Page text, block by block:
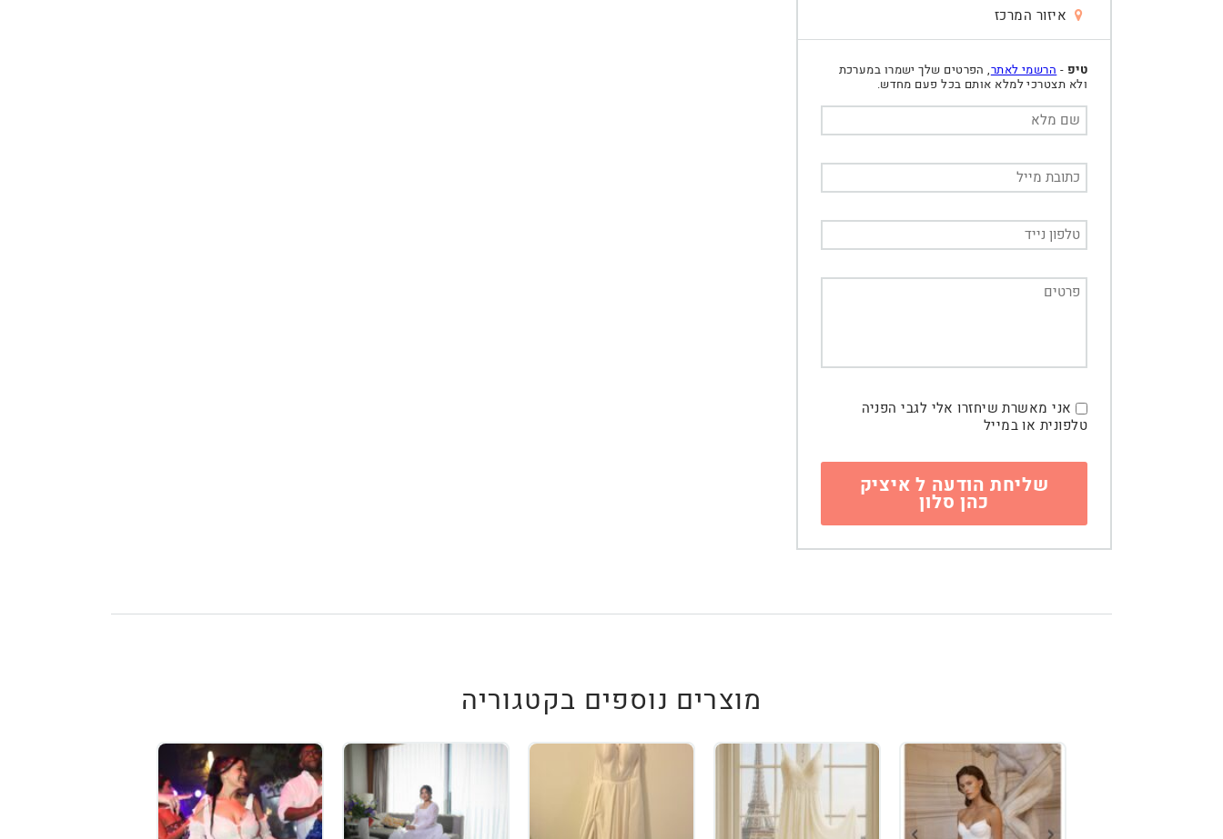
איזור המרכז
טיפ - הרשמי לאתר, הפרטים שלך ישמרו במערכת
ולא תצטרכי למלא אותם בכל פעם מחדש.
אני מאשרת שיחזרו אלי לגבי הפניה
טלפונית או במייל
מוצרים נוספים בקטגוריה